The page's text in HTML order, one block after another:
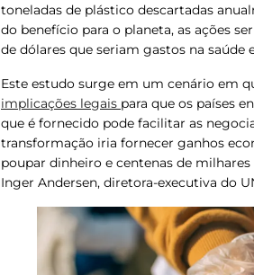
toneladas de plástico descartadas
do benefício para o planeta, as ações
de dólares que seriam gastos na
Este estudo surge em um cenário em
implicações legais para que os países
que é fornecido pode facilitar as
transformação iria fornecer ganhos
poupar dinheiro e centenas de
Inger Andersen, diretora-executiva do